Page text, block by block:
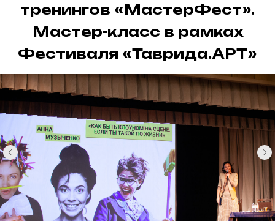
тренингов «МастерФест».
Мастер-класс в рамках
Фестиваля «Таврида.АРТ»